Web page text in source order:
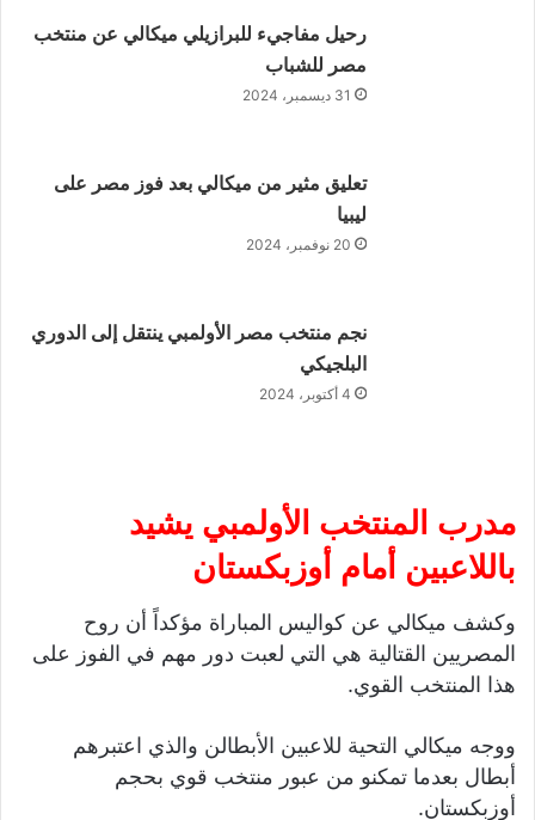
رحيل مفاجيء للبرازيلي ميكالي عن منتخب
مصر للشباب
31 ديسمبر، 2024
تعليق مثير من ميكالي بعد فوز مصر على
ليبيا
20 نوفمبر، 2024
نجم منتخب مصر الأولمبي ينتقل إلى الدوري
البلجيكي
4 أكتوبر، 2024
مدرب المنتخب الأولمبي يشيد
باللاعبين أمام أوزبكستان
وكشف ميكالي عن كواليس المباراة مؤكداً أن روح
المصريين القتالية هي التي لعبت دور مهم في الفوز على
هذا المنتخب القوي.
ووجه ميكالي التحية للاعبين الأبطالن والذي اعتبرهم
أبطال بعدما تمكنو من عبور منتخب قوي بحجم
أوزبكستان.